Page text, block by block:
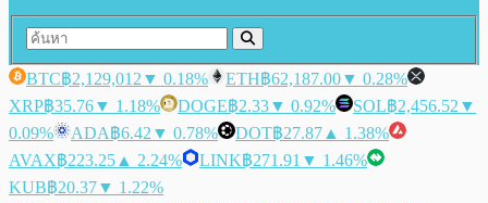
BTC฿2,129,012 ▼ 0.18% ETH฿62,187.00▼ 0.28%
XRP฿35.76▼ 1.18% DOGE฿2.33▼ 0.92% SOL฿2,456.52 ▼
0.09%
ADA฿6.42 ▼ 0.78% DOT฿27.87 ▲ 1.38%
AVAX฿223.25 ▲ 2.24% LINK฿271.91 ▼ 1.46%
KUB฿20.37▼ 1.22%